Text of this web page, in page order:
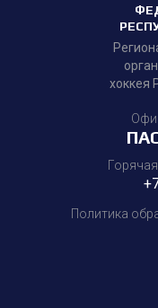
хоккея
Политика